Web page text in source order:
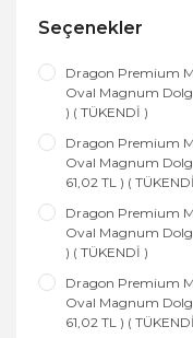
Seçenekler
Dragon Premium
Oval Magnum
) ( TÜKENDİ )
Dragon Premium
Oval Magnum
61,02 TL ) (
Dragon Premium
Oval Magnum
) ( TÜKENDİ )
Dragon Premium
Oval Magnum
61,02 TL ) (